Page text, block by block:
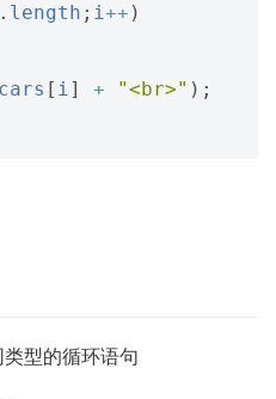
. length ; i++ )
cars [ i] + "<br>" );
型的循环语句